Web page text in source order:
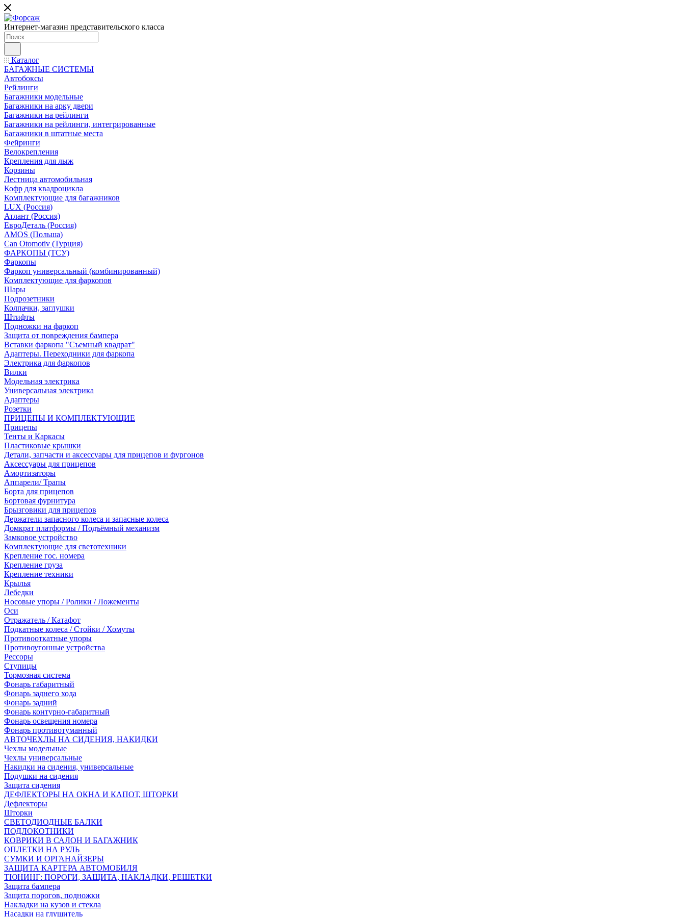
Интернет-магазин представительского класса
Каталог
БАГАЖНЫЕ СИСТЕМЫ
Автобоксы
Рейлинги
Багажники модельные
Багажники на арку двери
Багажники на рейлинги
Багажники на рейлинги, интегрированные
Багажники в штатные места
Фейринги
Велокрепления
Крепления для лыж
Корзины
Лестница автомобильная
Кофр для квадроцикла
Комплектующие для багажников
LUX (Россия)
Атлант (Россия)
ЕвроДеталь (Россия)
AMOS (Польша)
Can Otomotiv (Турция)
ФАРКОПЫ (ТСУ)
Фаркопы
Фаркоп универсальный (комбинированный)
Комплектующие для фаркопов
Шары
Подрозетники
Колпачки, заглушки
Штифты
Подножки на фаркоп
Защита от повреждения бампера
Вставки фаркопа "Съемный квадрат"
Адаптеры. Переходники для фаркопа
Электрика для фаркопов
Вилки
Модельная электрика
Универсальная электрика
Адаптеры
Розетки
ПРИЦЕПЫ И КОМПЛЕКТУЮЩИЕ
Прицепы
Тенты и Каркасы
Пластиковые крышки
Детали, запчасти и аксессуары для прицепов и фургонов
Аксессуары для прицепов
Амортизаторы
Аппарели/ Трапы
Борта для прицепов
Бортовая фурнитура
Брызговики для прицепов
Держатели запасного колеса и запасные колеса
Домкрат платформы / Подъёмный механизм
Замковое устройство
Комплектующие для светотехники
Крепление гос. номера
Крепление груза
Крепление техники
Крылья
Лебедки
Носовые упоры / Ролики / Ложементы
Оси
Отражатель / Катафот
Подкатные колеса / Стойки / Хомуты
Противооткатные упоры
Противоугонные устройства
Рессоры
Ступицы
Тормозная система
Фонарь габаритный
Фонарь заднего хода
Фонарь задний
Фонарь контурно-габаритный
Фонарь освещения номера
Фонарь противотуманный
АВТОЧЕХЛЫ НА СИДЕНИЯ, НАКИДКИ
Чехлы модельные
Чехлы универсальные
Накидки на сидения, универсальные
Подушки на сидения
Защита сидения
ДЕФЛЕКТОРЫ НА ОКНА И КАПОТ, ШТОРКИ
Дефлекторы
Шторки
СВЕТОДИОДНЫЕ БАЛКИ
ПОДЛОКОТНИКИ
КОВРИКИ В САЛОН И БАГАЖНИК
ОПЛЕТКИ НА РУЛЬ
СУМКИ И ОРГАНАЙЗЕРЫ
ЗАЩИТА КАРТЕРА АВТОМОБИЛЯ
ТЮНИНГ: ПОРОГИ, ЗАЩИТА, НАКЛАДКИ, РЕШЕТКИ
Защита бампера
Защита порогов, подножки
Накладки на кузов и стекла
Насадки на глушитель